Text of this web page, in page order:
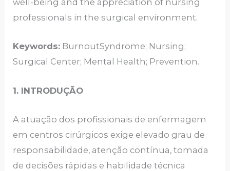
well-being and the appreciation of nursing
professionals in the surgical environment.
Keywords: BurnoutSyndrome; Nursing;
Surgical Center; Mental Health; Prevention.
1. INTRODUÇÃO
A atuação dos profissionais de enfermagem
em centros cirúrgicos exige elevado grau de
responsabilidade, atenção contínua, tomada
de decisões rápidas e habilidade técnica